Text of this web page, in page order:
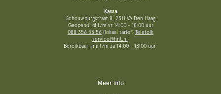
Kassa
Schouwburgstraat 8, 2511 VA Den Haag
Geopend: di t/m vr 14:00 - 18:00 uur
088 356 53 56 (lokaal tarief) Teletolk
service@hnt.nl
Bereikbaar: ma t/m za 14:00 - 18:00 uur
Meer info